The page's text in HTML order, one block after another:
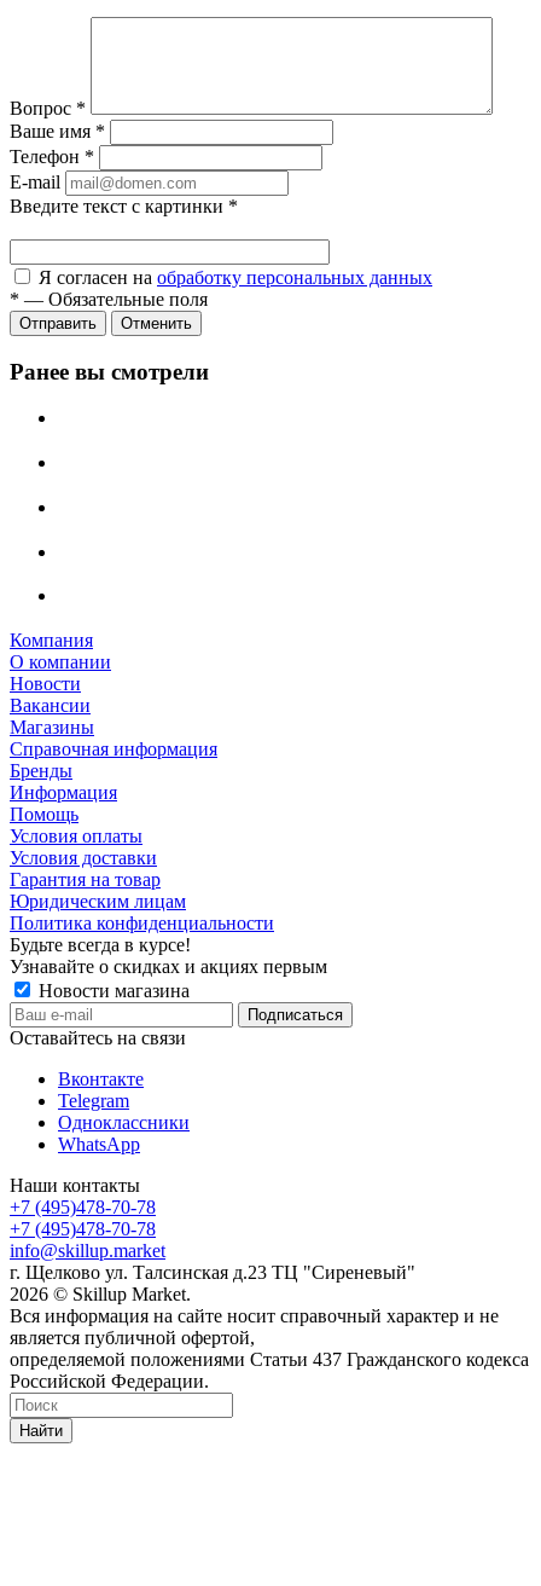
Вопрос *
Ваше имя *
Телефон *
E-mail
Введите текст с картинки *
Я согласен на обработку персональных данных
* — Обязательные поля
Отправить Отменить
Ранее вы смотрели
Компания
О компании
Новости
Вакансии
Магазины
Справочная информация
Бренды
Информация
Помощь
Условия оплаты
Условия доставки
Гарантия на товар
Юридическим лицам
Политика конфиденциальности
Будьте всегда в курсе!
Узнавайте о скидках и акциях первым
Новости магазина
Оставайтесь на связи
Вконтакте
Telegram
Одноклассники
WhatsApp
Наши контакты
+7 (495)478-70-78
+7 (495)478-70-78
info@skillup.market
г. Щелково ул. Талсинская д.23 ТЦ "Сиреневый"
2026 © Skillup Market.
Вся информация на сайте носит справочный характер и не
является публичной офертой,
определяемой положениями Статьи 437 Гражданского кодекса
Российской Федерации.
Найти